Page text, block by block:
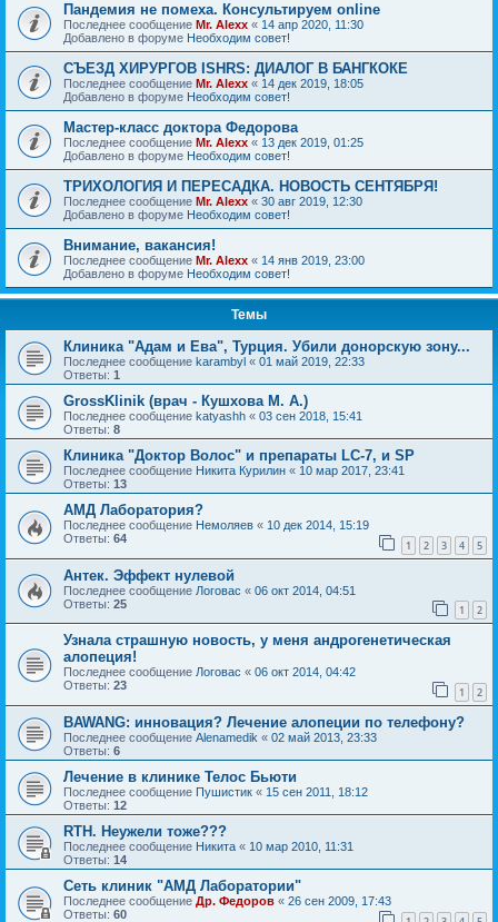
Пандемия не помеха. Консультируем online
Последнее сообщение Mr. Alexx « 14 апр 2020, 11:30
Добавлено в форуме Необходим совет!
СЪЕЗД ХИРУРГОВ ISHRS: ДИАЛОГ В БАНГКОКЕ
Последнее сообщение Mr. Alexx « 14 дек 2019, 18:05
Добавлено в форуме Необходим совет!
Мастер-класс доктора Федорова
Последнее сообщение Mr. Alexx « 13 дек 2019, 01:25
Добавлено в форуме Необходим совет!
ТРИХОЛОГИЯ И ПЕРЕСАДКА. НОВОСТЬ СЕНТЯБРЯ!
Последнее сообщение Mr. Alexx « 30 авг 2019, 12:30
Добавлено в форуме Необходим совет!
Внимание, вакансия!
Последнее сообщение Mr. Alexx « 14 янв 2019, 23:00
Добавлено в форуме Необходим совет!
Темы
Клиника "Адам и Ева", Турция. Убили донорскую зону...
Последнее сообщение karambyl « 01 май 2019, 22:33
Ответы: 1
GrossKlinik (врач - Кушхова М. А.)
Последнее сообщение katyashh « 03 сен 2018, 15:41
Ответы: 8
Клиника "Доктор Волос" и препараты LC-7, и SP
Последнее сообщение Никита Курилин « 10 мар 2017, 23:41
Ответы: 13
АМД Лаборатория?
Последнее сообщение Немоляев « 10 дек 2014, 15:19
Ответы: 64 1 2 3 4 5
Антек. Эффект нулевой
Последнее сообщение Логовас « 06 окт 2014, 04:51
Ответы: 25 1 2
Узнала страшную новость, у меня андрогенетическая
алопеция!
Последнее сообщение Логовас « 06 окт 2014, 04:42
Ответы: 23 1 2
BAWANG: инновация? Лечение алопеции по телефону?
Последнее сообщение Alenamedik « 02 май 2013, 23:33
Ответы: 6
Лечение в клинике Телос Бьюти
Последнее сообщение Пушистик « 15 сен 2011, 18:12
Ответы: 12
RTH. Неужели тоже???
Последнее сообщение Hикита « 10 мар 2010, 11:31
Ответы: 14
Сеть клиник "АМД Лаборатории"
Последнее сообщение Др. Федоров « 26 сен 2009, 17:43
Ответы: 60